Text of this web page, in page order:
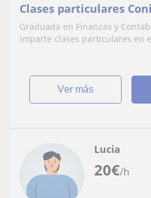
Clases particulares
Graduada en Finanzas y
imparte clases particulares en
ver más
20€/h
Lucia